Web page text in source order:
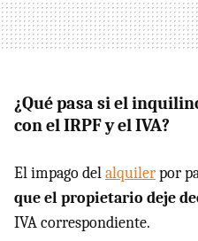
¿Qué pasa si el
con el IRPF y el IVA?
El impago delalquilerpor
que el propietario deje
IVA correspondiente.